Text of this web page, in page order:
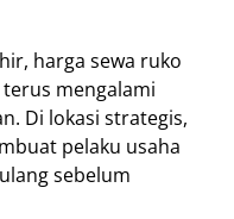
harga sewa ruko
mengalami
Di lokasi strategis,
pelaku usaha
sebelum